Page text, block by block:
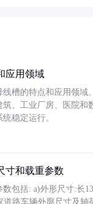
应用领域
槽的特点和应用领
筑、工业厂房、医院
稳定运行。
寸和载重参数
包括: a)外形尺寸:长
道路车辆外廓尺寸及轴